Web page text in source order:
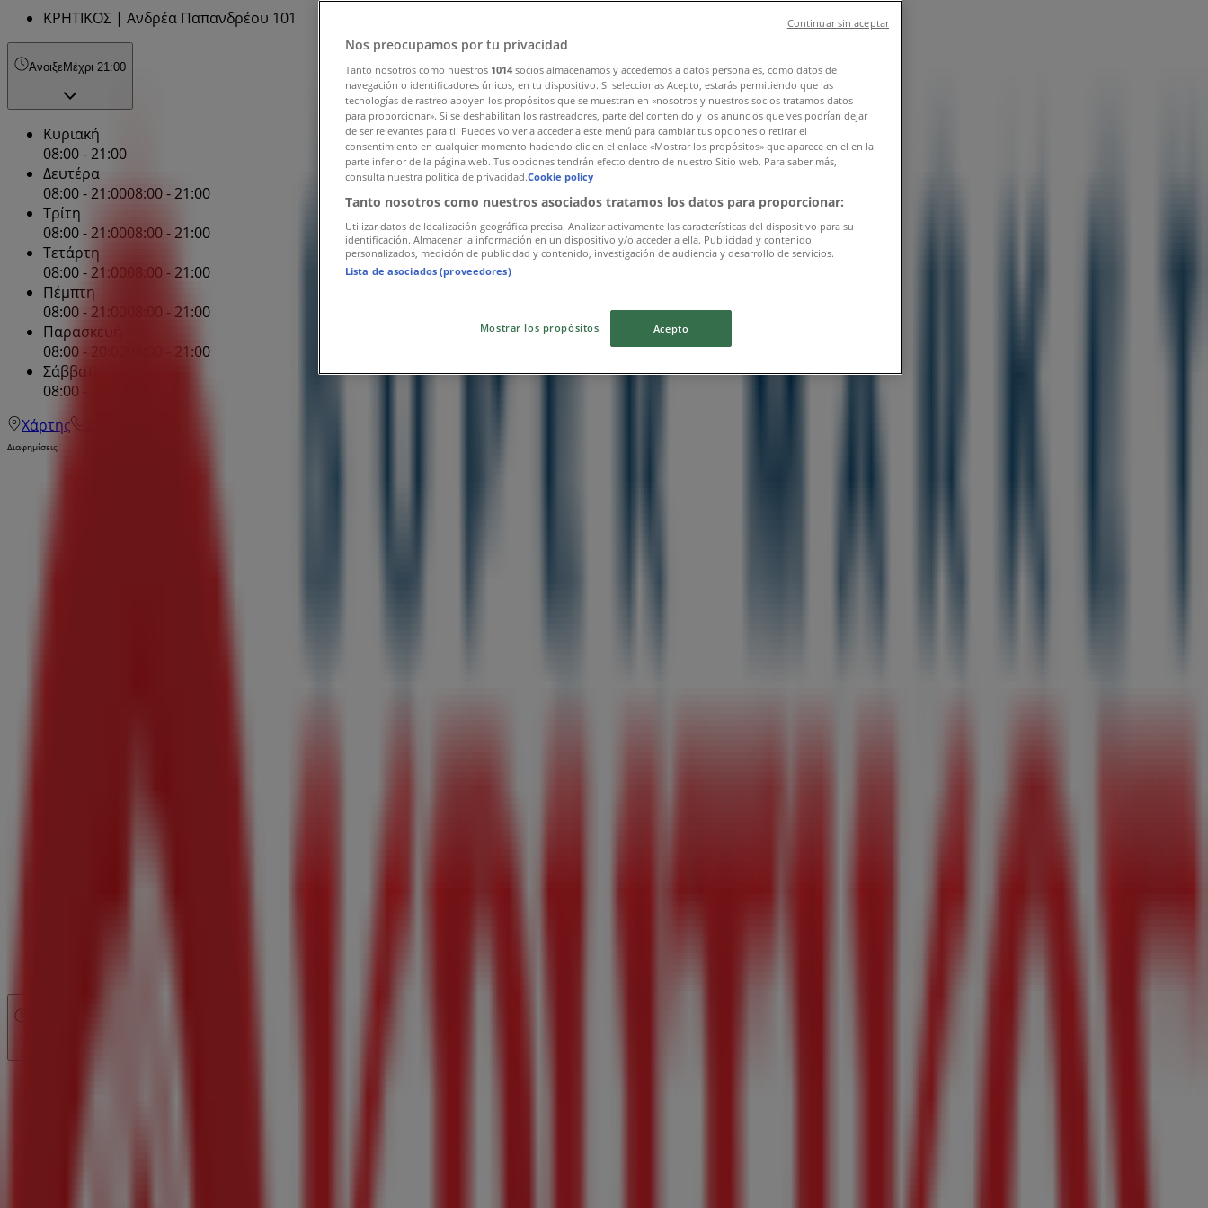
ΚΡΗΤΙΚΟΣ | Ανδρέα Παπανδρέου 101
ΑνοιξεΜέχρι 21:00
Κυριακή
08:00 - 21:00
Δευτέρα
08:00 - 21:0008:00 - 21:00
Τρίτη
08:00 - 21:0008:00 - 21:00
Τετάρτη
08:00 - 21:00 08:00 - 21:00
Πέμπτη
08:00 - 21:00
08:00 - 21:00
Παρασκευή
08:00 - 20:00
08:00 - 21:00
Σάββατο
08:00 - 20:00
Χάρτης
Διαφημίσεις
Nos preocupamos por tu privacidad
Tanto nosotros como nuestros 1014 socios almacenamos y accedemos a datos personales, como datos de
navegación o identificadores únicos, en tu dispositivo. Si seleccionas Acepto, estarás permitiendo que las
tecnologías de rastreo apoyen los propósitos que se muestran en «nosotros y nuestros socios tratamos datos
para proporcionar». Si se deshabilitan los rastreadores, parte del contenido y los anuncios que ves podrían dejar
de ser relevantes para ti. Puedes volver a acceder a este menú para cambiar tus opciones o retirar el
consentimiento en cualquier momento haciendo clic en el enlace «Mostrar los propósitos» que aparece en el en la
parte inferior de la página web. Tus opciones tendrán efecto dentro de nuestro Sitio web. Para saber más,
consulta nuestra política de privacidad.Cookie policy
Tanto nosotros como nuestros asociados tratamos los datos para proporcionar:
Utilizar datos de localización geográfica precisa. Analizar activamente las características del dispositivo para su
identificación. Almacenar la información en un dispositivo y/o acceder a ella. Publicidad y contenido
personalizados, medición de publicidad y contenido, investigación de audiencia y desarrollo de servicios.
Lista de asociados (proveedores)
Mostrar los propósitos Acepto
Continuar sin aceptar